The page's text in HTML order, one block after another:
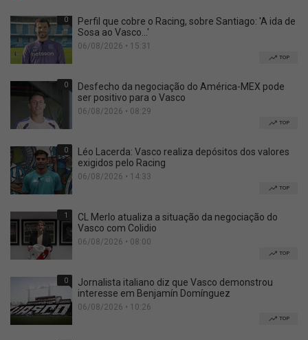
0
Perfil que cobre o Racing, sobre Santiago: 'A ida de
Sosa ao Vasco...'
06/08/2026 • 15:31
TOP
0
Desfecho da negociação do América-MEX pode
ser positivo para o Vasco
06/08/2026 • 08:29
TOP
0
Léo Lacerda: Vasco realiza depósitos dos valores
exigidos pelo Racing
06/08/2026 • 14:33
TOP
1
CL Merlo atualiza a situação da negociação do
Vasco com Colidio
06/08/2026 • 08:00
TOP
0
Jornalista italiano diz que Vasco demonstrou
interesse em Benjamín Domínguez
06/08/2026 • 10:26
TOP